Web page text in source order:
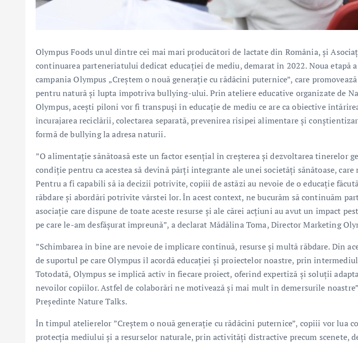
Olympus Foods unul dintre cei mai mari producători de lactate din România, și
continuarea parteneriatului dedicat educației de mediu, demarat în 2022. Noua etapă
campania Olympus „Creștem o nouă generație cu rădăcini puternice”, care
pentru natură și lupta împotriva bullying-ului. Prin ateliere educative organizate de
Olympus, acești piloni vor fi transpuși în educație de mediu ce are ca obiective
încurajarea reciclării, colectarea separată, prevenirea risipei alimentare și
formă de bullying la adresa naturii.
”O alimentație sănătoasă este un factor esențial în creșterea și dezvoltarea tinerelor
condiție pentru ca acestea să devină părți integrante ale unei societăți sănătoase,
Pentru a fi capabili să ia decizii potrivite, copiii de astăzi au nevoie de o educație
răbdare și abordări potrivite vârstei lor. În acest context, ne bucurăm să continuăm
asociație care dispune de toate aceste resurse și ale cărei acțiuni au avut un impact
pe care le-am desfășurat împreună”, a declarat Mădălina Toma, Director Marketing
”Schimbarea în bine are nevoie de implicare continuă, resurse și multă răbdare. Din
de suportul pe care Olympus îl acordă educației și proiectelor noastre, prin
Totodată, Olympus se implică activ în fiecare proiect, oferind expertiză și soluții
nevoilor copiilor. Astfel de colaborări ne motivează și mai mult în demersurile
Președinte Nature Talks.
În timpul atelierelor ”Creștem o nouă generație cu rădăcini puternice”, copiii vor lua
protecția mediului și a resurselor naturale, prin activități distractive precum scenete,